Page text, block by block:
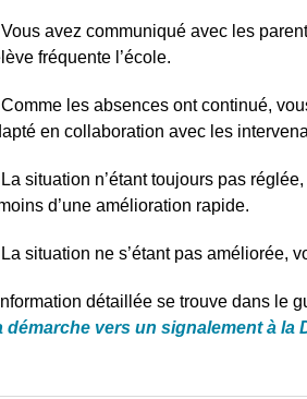
avez communiqué avec les
fréquente l’école.
les absences ont continué,
en collaboration avec les
situation n’étant toujours pas
d’une amélioration rapide.
situation ne s’étant pas améliorée,
détaillée se trouve dans le
démarche vers un signalement à